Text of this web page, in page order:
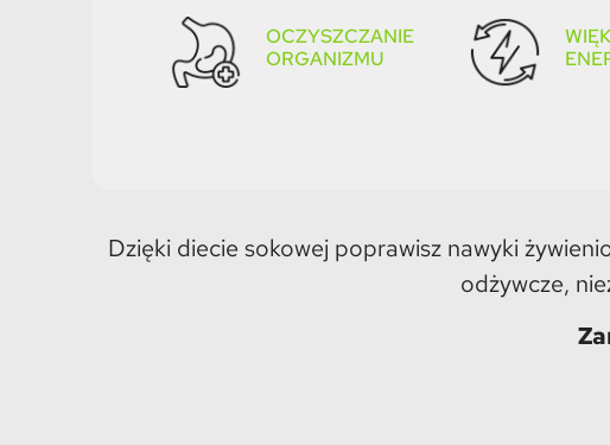
OCZYSZCZANIE
ORGANIZMU​
Dzięki diecie sokowej poprawisz nawyki
odżywcze,